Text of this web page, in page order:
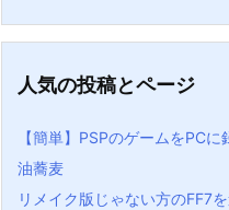
人気の投稿とページ
【簡単】PSPのゲームをPCに
油蕎麦
リメイク版じゃない方のFF7